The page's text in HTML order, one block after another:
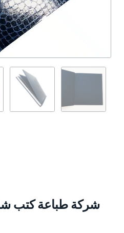
شركة طباعة كتب